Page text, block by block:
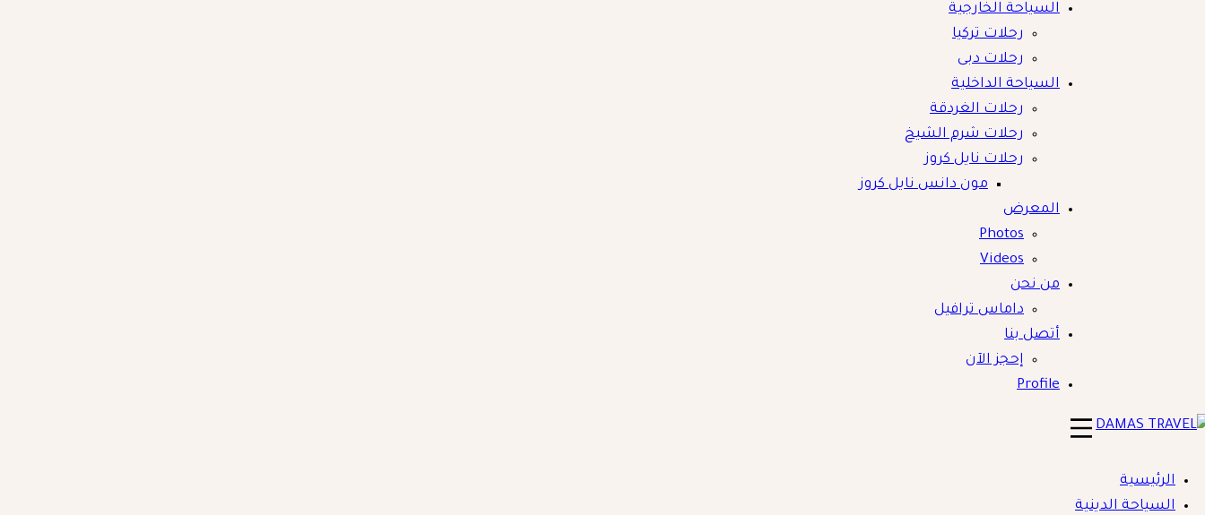
السياحة الخارجية
رحلات تركيا
رحلات دبى
السياحة الداخلية
رحلات الغردقة
رحلات شرم الشيخ
رحلات نايل كروز
مون دانس نايل كروز
المعرض
Photos
Videos
من نحن
داماس ترافيل
أتصل بنا
إحجز الآن
Profile
الرئيسية
السياحة الدينية